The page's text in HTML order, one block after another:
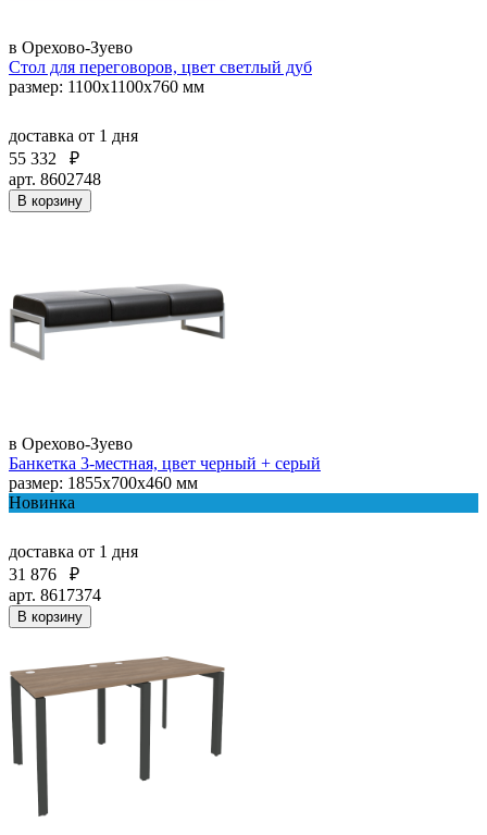
в Орехово-Зуево
Стол для переговоров, цвет светлый дуб
размер: 1100x1100x760 мм
доставка от 1 дня
55 332
₽
арт. 8602748
В корзину
в Орехово-Зуево
Банкетка 3-местная, цвет черный + серый
размер: 1855х700х460 мм
Новинка
доставка от 1 дня
31 876
₽
арт. 8617374
В корзину